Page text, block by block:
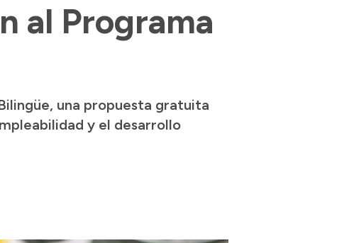
al Programa
una propuesta gratuita
y el desarrollo